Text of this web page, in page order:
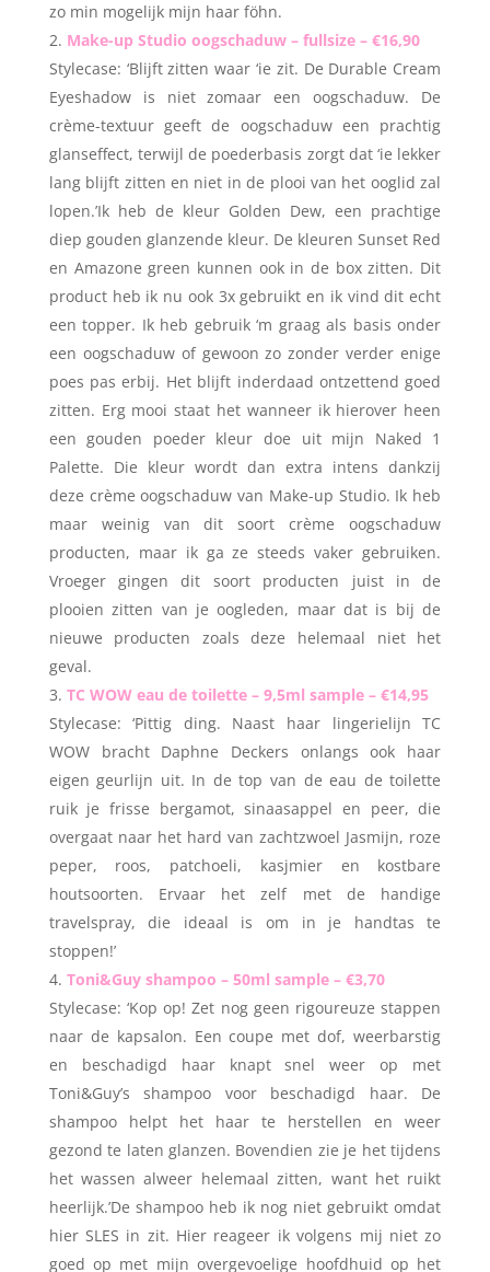
zo min mogelijk mijn haar föhn.
Make-up Studio oogschaduw – fullsize – €16,90
Stylecase: ‘Blijft zitten waar ‘ie zit. De Durable Cream
Eyeshadow is niet zomaar een oogschaduw. De
crème-textuur geeft de oogschaduw een prachtig
glanseffect, terwijl de poederbasis zorgt dat ‘ie lekker
lang blijft zitten en niet in de plooi van het ooglid zal
lopen.’Ik heb de kleur Golden Dew, een prachtige
diep gouden glanzende kleur. De kleuren Sunset Red
en Amazone green kunnen ook in de box zitten. Dit
product heb ik nu ook 3x gebruikt en ik vind dit echt
een topper. Ik heb gebruik ‘m graag als basis onder
een oogschaduw of gewoon zo zonder verder enige
poes pas erbij. Het blijft inderdaad ontzettend goed
zitten. Erg mooi staat het wanneer ik hierover heen
een gouden poeder kleur doe uit mijn Naked 1
Palette. Die kleur wordt dan extra intens dankzij
deze crème oogschaduw van Make-up Studio. Ik heb
maar weinig van dit soort crème oogschaduw
producten, maar ik ga ze steeds vaker gebruiken.
Vroeger gingen dit soort producten juist in de
plooien zitten van je oogleden, maar dat is bij de
nieuwe producten zoals deze helemaal niet het
geval.
TC WOW eau de toilette – 9,5ml sample – €14,95
Stylecase: ‘Pittig ding. Naast haar lingerielijn TC
WOW bracht Daphne Deckers onlangs ook haar
eigen geurlijn uit. In de top van de eau de toilette
ruik je frisse bergamot, sinaasappel en peer, die
overgaat naar het hard van zachtzwoel Jasmijn, roze
peper, roos, patchoeli, kasjmier en kostbare
houtsoorten. Ervaar het zelf met de handige
travelspray, die ideaal is om in je handtas te
stoppen!’
Toni&Guy shampoo – 50ml sample – €3,70
Stylecase: ‘Kop op! Zet nog geen rigoureuze stappen
naar de kapsalon. Een coupe met dof, weerbarstig
en beschadigd haar knapt snel weer op met
Toni&Guy’s shampoo voor beschadigd haar. De
shampoo helpt het haar te herstellen en weer
gezond te laten glanzen. Bovendien zie je het tijdens
het wassen alweer helemaal zitten, want het ruikt
heerlijk.’De shampoo heb ik nog niet gebruikt omdat
hier SLES in zit. Hier reageer ik volgens mij niet zo
goed op met mijn overgevoelige hoofdhuid op het